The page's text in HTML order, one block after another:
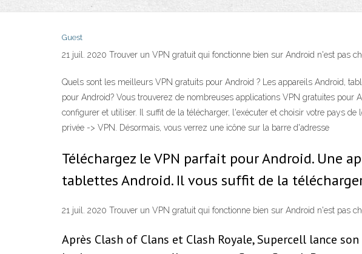
Guest
21 juil. 2020 Trouver un VPN gratuit qui fonctionne bien sur Android n'est pas
Quels sont les meilleurs VPN gratuits pour Android ? Les appareils Android,
pour Android? Vous trouverez de nombreuses applications VPN gratuites
configurer et utiliser. Il suffit de la télécharger, l'exécuter et choisir votre pays
privée -> VPN. Désormais, vous verrez une icône sur la barre d'adresse
Téléchargez le VPN parfait pour Android. Une
tablettes Android. Il vous suffit de la
21 juil. 2020 Trouver un VPN gratuit qui fonctionne bien sur Android n'est pas
Après Clash of Clans et Clash Royale, Supercell lance